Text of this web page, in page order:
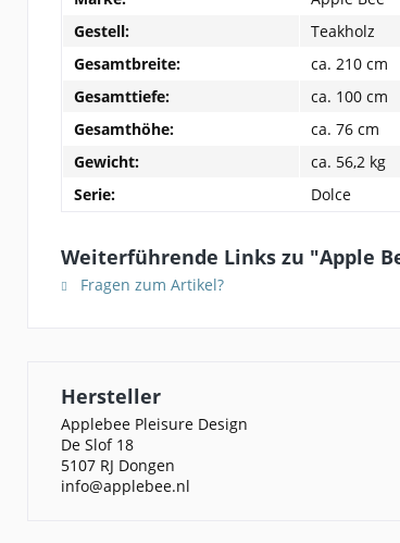
Gestell:
Teakholz
Gesamtbreite:
ca. 210 cm
Gesamttiefe:
ca. 100 cm
Gesamthöhe:
ca. 76 cm
Gewicht:
ca. 56,2 kg
Serie:
Dolce
Weiterführende Links zu "Apple
Fragen zum Artikel?
Hersteller
Applebee Pleisure Design
De Slof 18
5107 RJ Dongen
info@applebee.nl